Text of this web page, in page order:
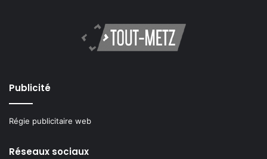
Publicité
Régie publicitaire web
Réseaux sociaux